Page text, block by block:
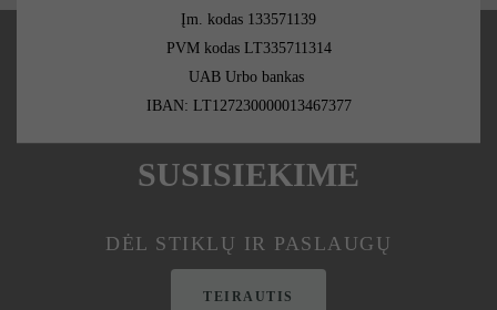
Įm. kodas 133571139
PVM kodas LT335711314
UAB Urbo bankas
IBAN: LT127230000013467377
SUSISIEKIME
DĖL STIKLŲ IR PASLAUGŲ
TEIRAUTIS